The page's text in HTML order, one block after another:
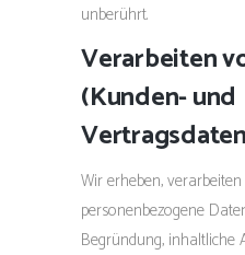
unberührt.
Verarbeiten
(Kunden- und
Wir erheben,
personenbezogene
Begründung, inhaltliche